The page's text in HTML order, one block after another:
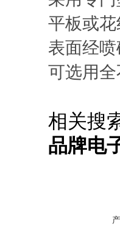
平板或
表面经
可选用
相关搜
品牌电